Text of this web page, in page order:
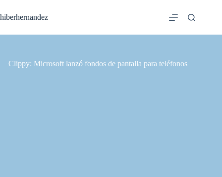
al
contenido
hiberhernandez
Clippy: Microsoft lanzó fondos de pantalla para teléfonos